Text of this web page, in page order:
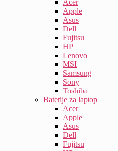
Acer
Apple
Asus
Dell
Fujitsu
HP
Lenovo
MSI
Samsung
Sony
Toshiba
Baterije za laptop
Acer
Apple
Asus
Dell
Fujitsu